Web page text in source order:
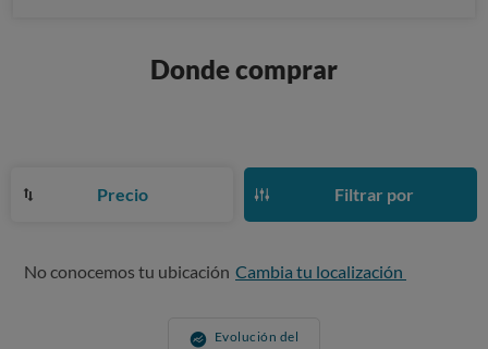
Donde comprar
Precio Filtrar por
No conocemos tu ubicación Cambia tu localización
Evolución del